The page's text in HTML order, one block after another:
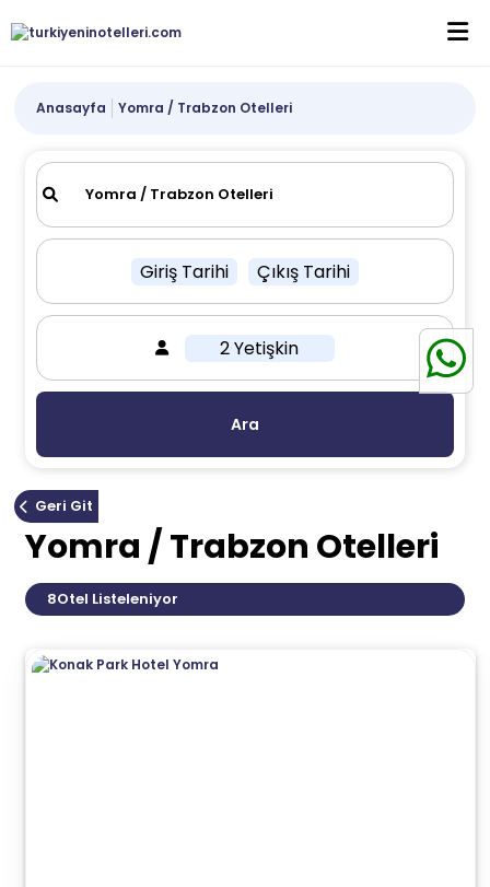
Anasayfa Yomra / Trabzon Otelleri
Giriş Tarihi Çıkış Tarihi
2 Yetişkin
Ara
Geri Git
Yomra / Trabzon Otelleri
8Otel Listeleniyor